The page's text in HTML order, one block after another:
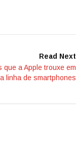
Read Next
que a Apple trouxe em
linha de smartphones